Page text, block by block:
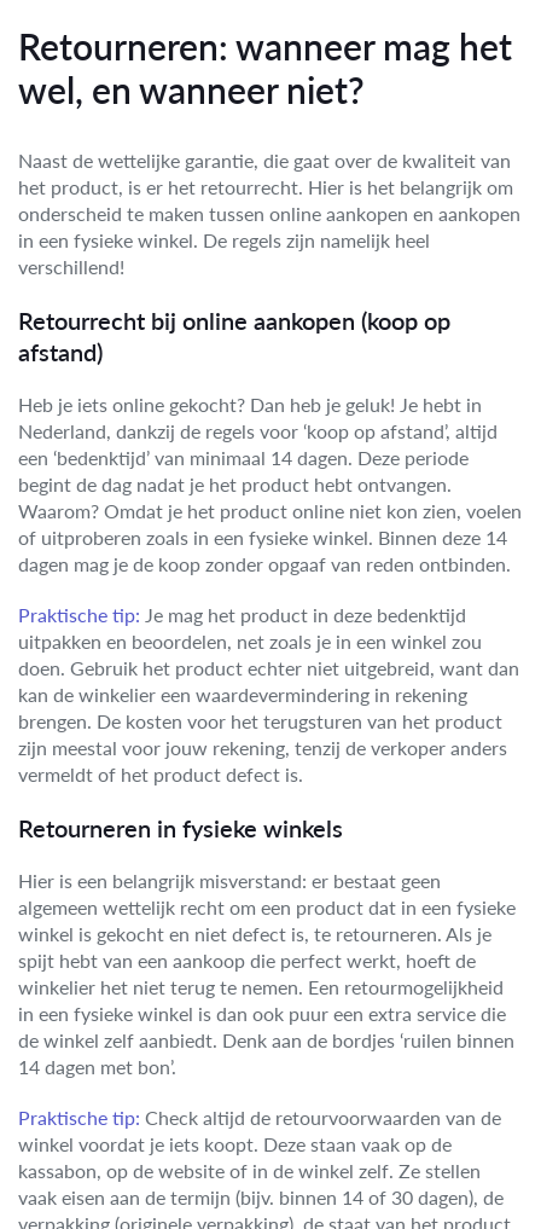
Retourneren: wanneer mag het
wel, en wanneer niet?
Naast de wettelijke garantie, die gaat over de kwaliteit van
het product, is er het retourrecht. Hier is het belangrijk om
onderscheid te maken tussen online aankopen en aankopen
in een fysieke winkel. De regels zijn namelijk heel
verschillend!
Retourrecht bij online aankopen (koop op
afstand)
Heb je iets online gekocht? Dan heb je geluk! Je hebt in
Nederland, dankzij de regels voor ‘koop op afstand’, altijd
een ‘bedenktijd’ van minimaal 14 dagen. Deze periode
begint de dag nadat je het product hebt ontvangen.
Waarom? Omdat je het product online niet kon zien, voelen
of uitproberen zoals in een fysieke winkel. Binnen deze 14
dagen mag je de koop zonder opgaaf van reden ontbinden.
Praktische tip: Je mag het product in deze bedenktijd
uitpakken en beoordelen, net zoals je in een winkel zou
doen. Gebruik het product echter niet uitgebreid, want dan
kan de winkelier een waardevermindering in rekening
brengen. De kosten voor het terugsturen van het product
zijn meestal voor jouw rekening, tenzij de verkoper anders
vermeldt of het product defect is.
Retourneren in fysieke winkels
Hier is een belangrijk misverstand: er bestaat geen
algemeen wettelijk recht om een product dat in een fysieke
winkel is gekocht en niet defect is, te retourneren. Als je
spijt hebt van een aankoop die perfect werkt, hoeft de
winkelier het niet terug te nemen. Een retourmogelijkheid
in een fysieke winkel is dan ook puur een extra service die
de winkel zelf aanbiedt. Denk aan de bordjes ‘ruilen binnen
14 dagen met bon’.
Praktische tip: Check altijd de retourvoorwaarden van de
winkel voordat je iets koopt. Deze staan vaak op de
kassabon, op de website of in de winkel zelf. Ze stellen
vaak eisen aan de termijn (bijv. binnen 14 of 30 dagen), de
verpakking (originele verpakking), de staat van het product